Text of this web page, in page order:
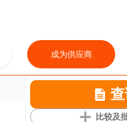
成为供应商
比较及